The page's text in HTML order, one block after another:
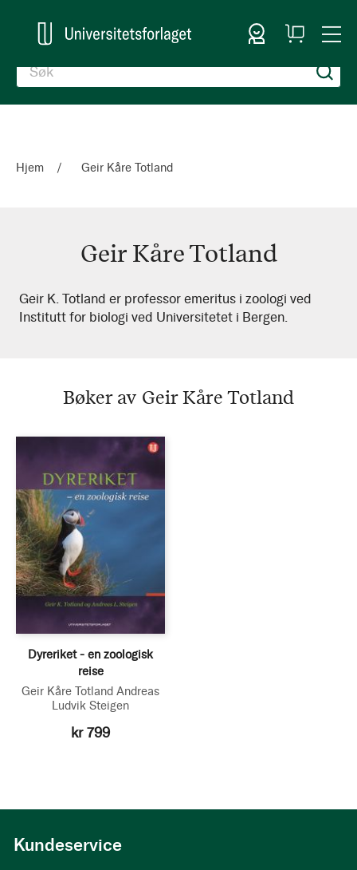
Logg inn
Handlekurv
Hjem Geir Kåre Totland
Geir Kåre Totland
Geir
Kåre
Geir K. Totland er professor emeritus i zoologi ved
Institutt for biologi ved Universitetet i Bergen.
Bøker av Geir Kåre Totland
Dyreriket - en zoologisk
reise
Geir Kåre Totland Andreas
Ludvik Steigen
kr 799
Kundeservice